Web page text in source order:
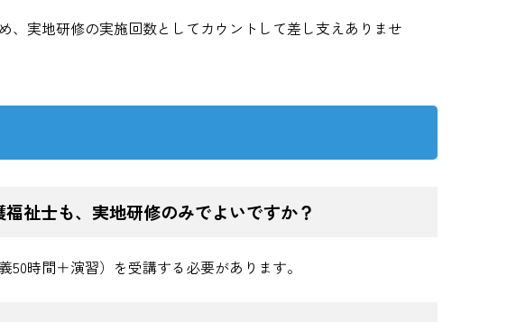
、実地研修の実施回数としてカウントして差し支えありませ
祉士も、実地研修のみでよいですか？
時間＋演習）を受講する必要があります。